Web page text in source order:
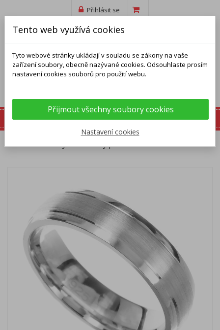
Přihlásit se
Domů Prsteny Stříbrný prsten - obroučka
Tento web využívá cookies
Tyto webové stránky ukládají v souladu se zákony na vaše
zařízení soubory, obecně nazývané cookies. Odsouhlaste prosím
nastavení cookies souborů pro použití webu.
Přijmout všechny soubory cookies
Nastavení cookies